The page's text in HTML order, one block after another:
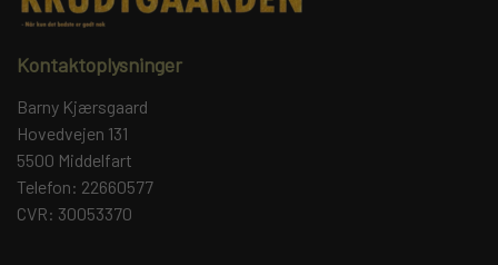
Kontaktoplysninger
Barny Kjærsgaard
Hovedvejen 131
5500 Middelfart
Telefon: 22660577
CVR: 30053370